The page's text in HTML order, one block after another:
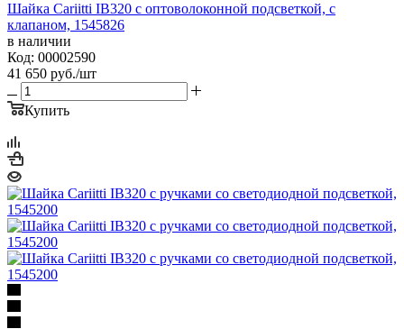
Шайка Cariitti IB320 с оптоволоконной подсветкой, с
клапаном, 1545826
в наличии
Код: 00002590
41 650 руб./шт
Купить